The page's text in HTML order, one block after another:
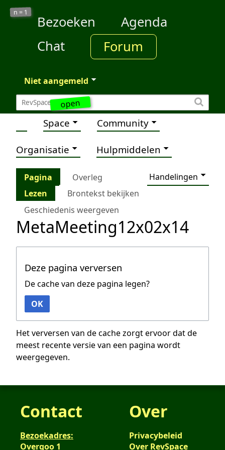
open
n = 1
Bezoeken
Agenda
Chat
Forum
Niet aangemeld
Space Community
Organisatie Hulpmiddelen
Pagina Overleg
Handelingen
Lezen
Brontekst bekijken
Geschiedenis weergeven
MetaMeeting12x02x14
Deze pagina verversen
De cache van deze pagina legen?
OK
Het verversen van de cache zorgt ervoor dat de
meest recente versie van een pagina wordt
weergegeven.
Contact
Bezoekadres:
Overgoo 1
Over
Privacybeleid
Over RevSpace